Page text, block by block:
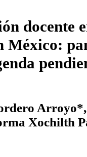
docente
México:
Xochilth